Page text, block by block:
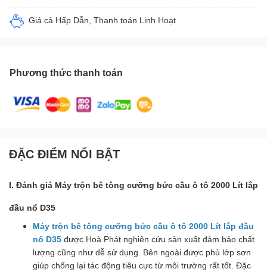
Giá cả Hấp Dẫn, Thanh toán Linh Hoạt
Phương thức thanh toán
ĐẶC ĐIỂM NỔI BẬT
I. Đánh giá Máy trộn bê tông cưỡng bức cầu ô tô 2000 Lít lắp
đầu nổ D35
Máy trộn bê tông cưỡng bức cầu ô tô 2000 Lít lắp đầu
nổ D35 được Hoà Phát nghiên cứu sản xuất đảm bảo chất
lượng cũng như dễ sử dụng. Bên ngoài được phủ lớp sơn
giúp chống lại tác động tiêu cực từ môi trường rất tốt. Đặc